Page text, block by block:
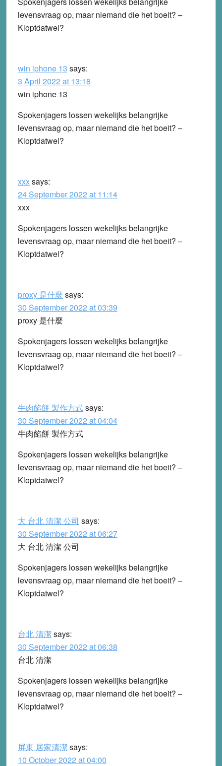
levensvraag op, maar niemand die het boeit? –
Kloptdatwel?
win iphone 13 says:
3 April 2022 at 13:18
win iphone 13
Spokenjagers lossen wekelijks belangrijke
levensvraag op, maar niemand die het boeit? –
Kloptdatwel?
xxxsays:
24 September 2022 at 11:14
xxx
Spokenjagers lossen wekelijks belangrijke
levensvraag op, maar niemand die het boeit? –
Kloptdatwel?
proxy 是什麼 says:
30 September 2022 at 03:39
proxy 是什麼
Spokenjagers lossen wekelijks belangrijke
levensvraag op, maar niemand die het boeit? –
Kloptdatwel?
牛肉餡餅 製作方式says:
30 September 2022 at 04:04
牛肉餡餅 製作方式
Spokenjagers lossen wekelijks belangrijke
levensvraag op, maar niemand die het boeit? –
Kloptdatwel?
大 台北 清潔 公司 says:
30 September 2022 at 06:27
大 台北 清潔 公司
Spokenjagers lossen wekelijks belangrijke
levensvraag op, maar niemand die het boeit? –
Kloptdatwel?
台北 清潔says:
30 September 2022 at 06:38
台北 清潔
Spokenjagers lossen wekelijks belangrijke
levensvraag op, maar niemand die het boeit? –
Kloptdatwel?
屏東 居家清潔says:
10 October 2022 at 04:00